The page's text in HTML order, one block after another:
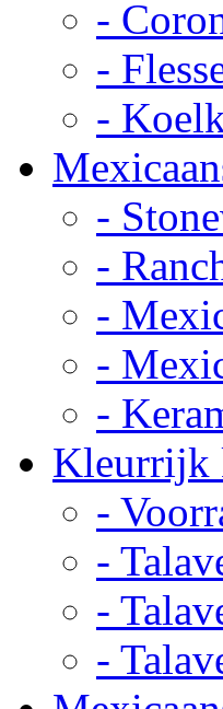
-
-
-
-
-
-
-
-
Kleurrijk
-
-
-
-